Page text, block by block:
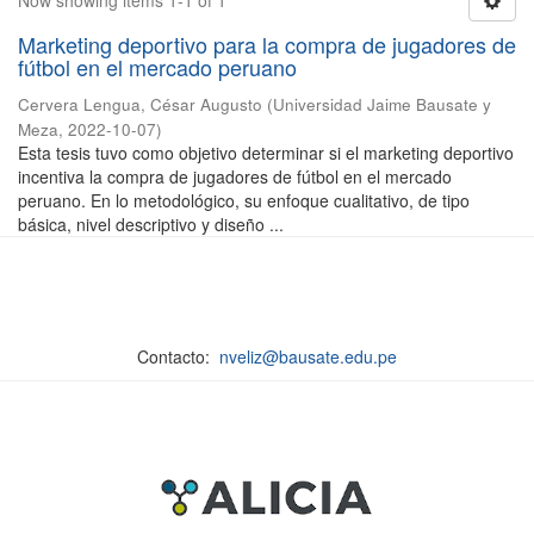
Marketing deportivo para la compra de jugadores de
fútbol en el mercado peruano
Cervera Lengua, César Augusto (Universidad Jaime Bausate y
Meza, 2022-10-07)
Esta tesis tuvo como objetivo determinar si el marketing deportivo
incentiva la compra de jugadores de fútbol en el mercado
peruano. En lo metodológico, su enfoque cualitativo, de tipo
básica, nivel descriptivo y diseño ...
Contacto: nveliz@bausate.edu.pe